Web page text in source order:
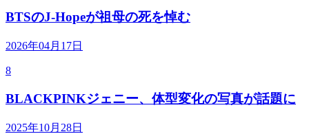
BTSのJ-Hopeが祖母の死を悼む
2026年04月17日
8
BLACKPINKジェニー、体型変化の写真が話題に
2025年10月28日